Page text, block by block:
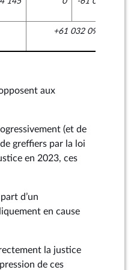
+61 032 093
aux
(et de
greffiers par la loi
en 2023, ces
d’un
en cause
la justice
de ces